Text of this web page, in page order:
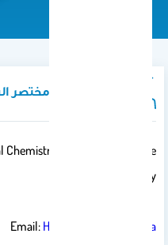
نبذة تعريفية / مختصر
Chemistry Department Collage
Of Pharmacy
Email: Hmarenga@ksu.edu.sa